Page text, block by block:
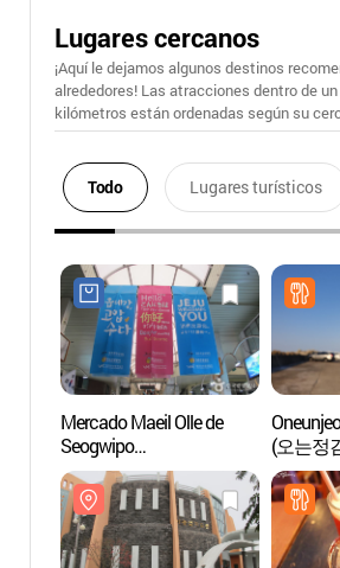
Lugares cercanos
¡Aquí le dejamos algunos destinos
alrededores! Las atracciones dentro de
kilómetros están ordenadas según su
Todo Lugares turísticos
Mercado Maeil Olle de
Seogwipo
(서귀포매일올레시장)
(오는정